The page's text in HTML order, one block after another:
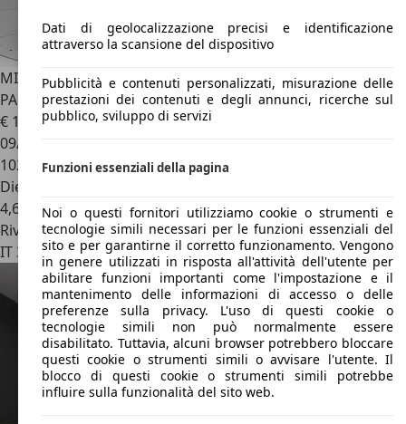
MINI Cooper CountrymanMINI R60 MINI 2.0 COOPER SD
PARK LANE COUNTRYMAN
€ 12.500
09/2015
102.844 km
Diesel
4,6 l/100 km (comb.)
Rivenditore
IT 36077Altavilla Vicentina Vi
Dati di geolocalizzazione precisi e identificazione
attraverso la scansione del dispositivo
Pubblicità e contenuti personalizzati, misurazione delle
prestazioni dei contenuti e degli annunci, ricerche sul
pubblico, sviluppo di servizi
Funzioni essenziali della pagina
Noi o questi fornitori utilizziamo cookie o strumenti e
tecnologie simili necessari per le funzioni essenziali del
sito e per garantirne il corretto funzionamento. Vengono
in genere utilizzati in risposta all'attività dell'utente per
abilitare funzioni importanti come l'impostazione e il
mantenimento delle informazioni di accesso o delle
preferenze sulla privacy. L'uso di questi cookie o
tecnologie simili non può normalmente essere
disabilitato. Tuttavia, alcuni browser potrebbero bloccare
questi cookie o strumenti simili o avvisare l'utente. Il
blocco di questi cookie o strumenti simili potrebbe
influire sulla funzionalità del sito web.